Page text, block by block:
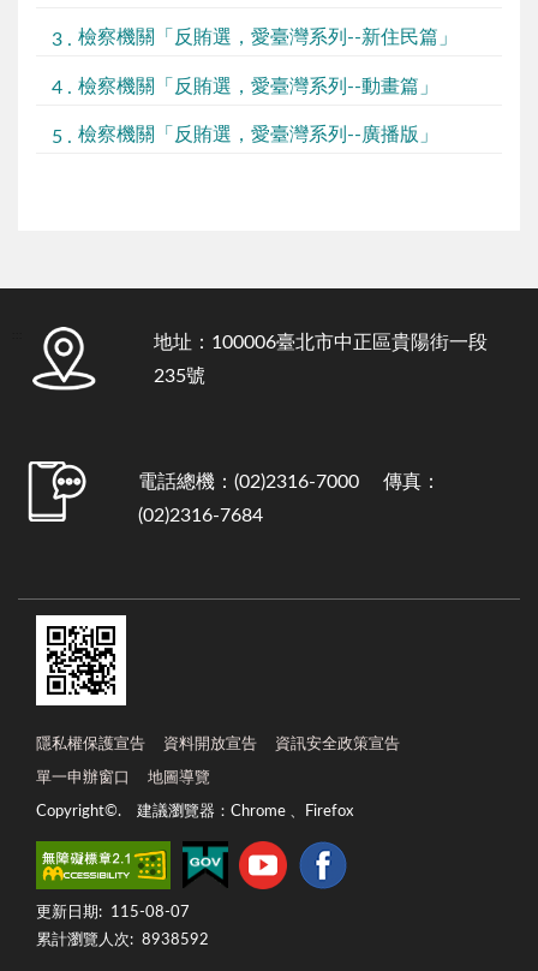
檢察機關「反賄選，愛臺灣系列--新住民篇」
檢察機關「反賄選，愛臺灣系列--動畫篇」
檢察機關「反賄選，愛臺灣系列--廣播版」
地址：100006臺北市中正區貴陽街一段
235號
電話總機：(02)2316-7000 傳真：
(02)2316-7684
隱私權保護宣告 資料開放宣告 資訊安全政策宣告
單一申辦窗口 地圖導覽
Copyright©. 建議瀏覽器：Chrome 、Firefox
更新日期:
115-08-07
累計瀏覽人次: 8938592